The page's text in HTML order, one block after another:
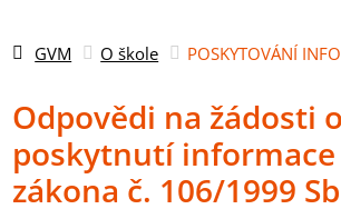
GVM O škole POSKYTOVÁNÍ
Odpovědi na žádosti o
poskytnutí informace
zákona č. 106/1999